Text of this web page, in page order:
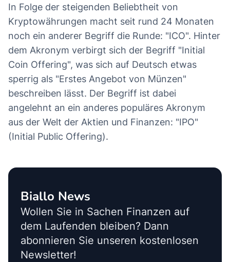
In Folge der steigenden Beliebtheit von
Kryptowährungen macht seit rund 24 Monaten
noch ein anderer Begriff die Runde: "ICO". Hinter
dem Akronym verbirgt sich der Begriff "Initial
Coin Offering", was sich auf Deutsch etwas
sperrig als "Erstes Angebot von Münzen"
beschreiben lässt. Der Begriff ist dabei
angelehnt an ein anderes populäres Akronym
aus der Welt der Aktien und Finanzen: "IPO"
(Initial Public Offering).
Biallo News
Wollen Sie in Sachen Finanzen auf
dem Laufenden bleiben? Dann
abonnieren Sie unseren kostenlosen
Newsletter!